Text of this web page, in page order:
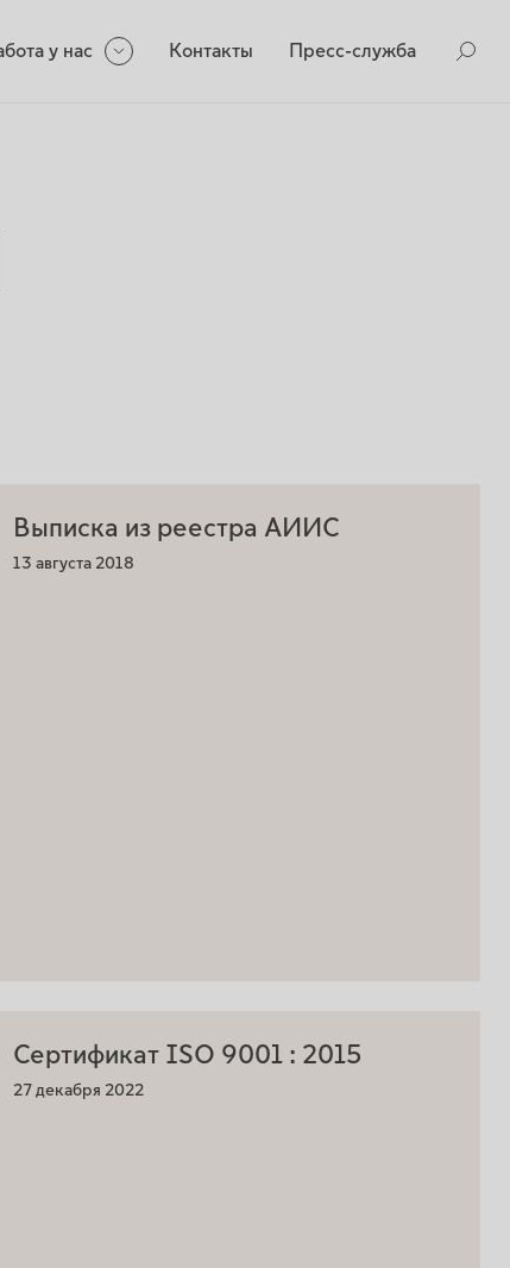
у нас Контакты Пресс-служба
Выписка из реестра АИИС
13 августа 2018
Сертификат ISO 9001 : 2015
27 декабря 2022